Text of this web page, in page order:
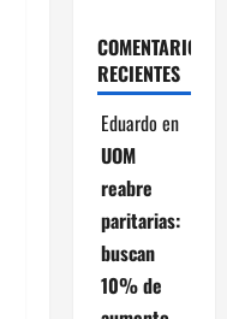
COMENTARIOS
RECIENTES
Eduardo en
UOM
reabre
paritarias:
buscan
10% de